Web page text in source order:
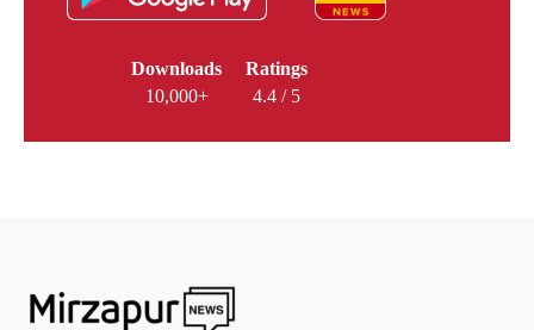
Downloads
10,000+
Ratings
4.4 / 5